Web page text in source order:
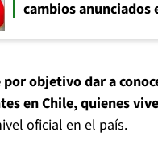
cambios anunciados
por objetivo dar a
en Chile, quienes
oficial en el país.